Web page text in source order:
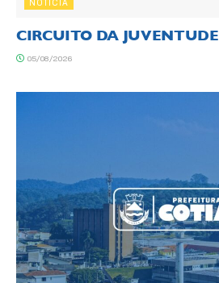
CIRCUITO DA JUVENTUDE
05/08/2026